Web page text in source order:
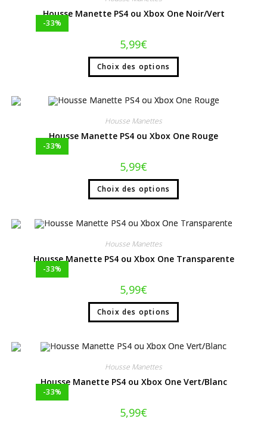
-33%
Housse Manette PS4 ou Xbox One Noir/Vert
5,99€
Choix des options
-33%
Housse Manettes
Housse Manette PS4 ou Xbox One Rouge
5,99€
Choix des options
-33%
Housse Manettes
Housse Manette PS4 ou Xbox One Transparente
5,99€
Choix des options
-33%
Housse Manettes
Housse Manette PS4 ou Xbox One Vert/Blanc
5,99€